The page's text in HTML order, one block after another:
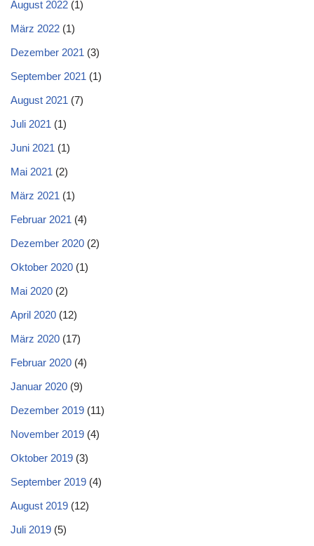
August 2022 (1)
März 2022 (1)
Dezember 2021 (3)
September 2021 (1)
August 2021 (7)
Juli 2021 (1)
Juni 2021 (1)
Mai 2021 (2)
März 2021 (1)
Februar 2021 (4)
Dezember 2020 (2)
Oktober 2020 (1)
Mai 2020 (2)
April 2020 (12)
März 2020 (17)
Februar 2020 (4)
Januar 2020 (9)
Dezember 2019 (11)
November 2019 (4)
Oktober 2019 (3)
September 2019 (4)
August 2019 (12)
Juli 2019 (5)